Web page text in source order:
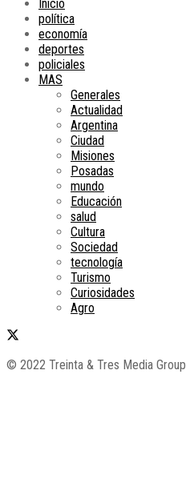
Inicio
política
economía
deportes
policiales
MAS
Generales
Actualidad
Argentina
Ciudad
Misiones
Posadas
mundo
Educación
salud
Cultura
Sociedad
tecnología
Turismo
Curiosidades
Agro
© 2022 Treinta & Tres Media Group